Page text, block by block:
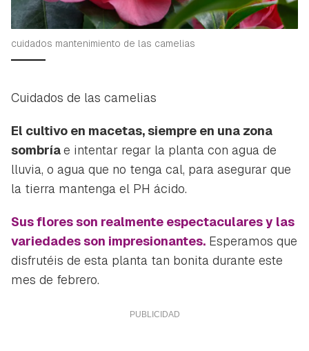
cuidados mantenimiento de las camelias
Cuidados de las camelias
El cultivo en macetas, siempre en una zona
sombríae intentar regar la planta con agua de
lluvia, o agua que no tenga cal, para asegurar que
la tierra mantenga el PH ácido.
Sus flores son realmente espectaculares y las
variedades son impresionantes. Esperamos que
disfrutéis de esta planta tan bonita durante este
mes de febrero.